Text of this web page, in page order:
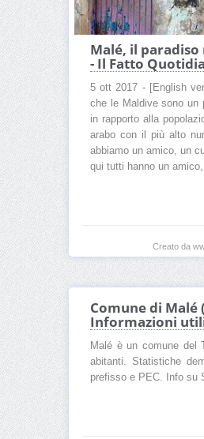
Malé, il
- Il Fatto
5 ott 2017 - [English
che le Maldive sono un
in rapporto alla
arabo con il più alto
abbiamo un amico, un
qui tutti hanno un
Creato da
Comune di Malé
Informazioni
Malé è un comune del
abitanti. Statistiche
prefisso e PEC. Info su